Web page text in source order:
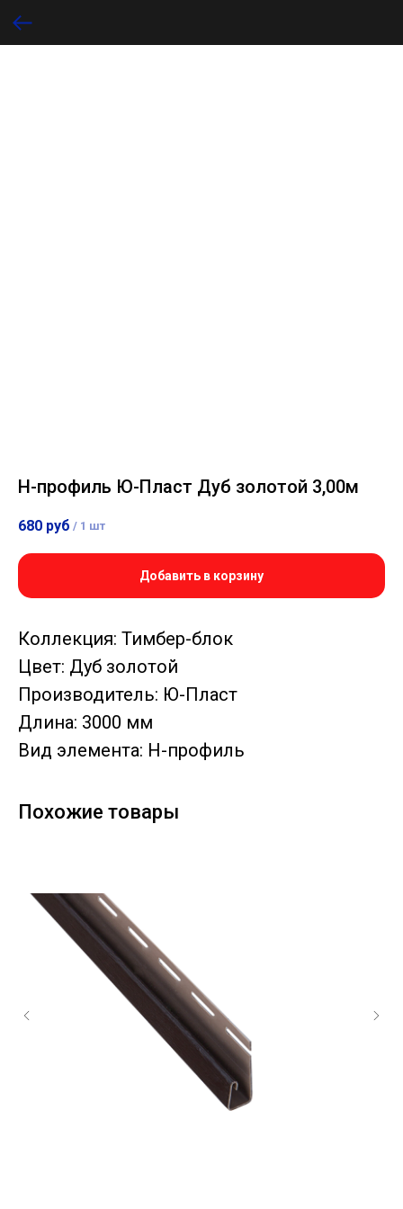
Н-профиль Ю-Пласт Дуб золотой 3,00м
680 руб / 1 шт
Добавить в корзину
Коллекция: Тимбер-блок
Цвет: Дуб золотой
Производитель: Ю-Пласт
Длина: 3000 мм
Вид элемента: Н-профиль
Похожие товары